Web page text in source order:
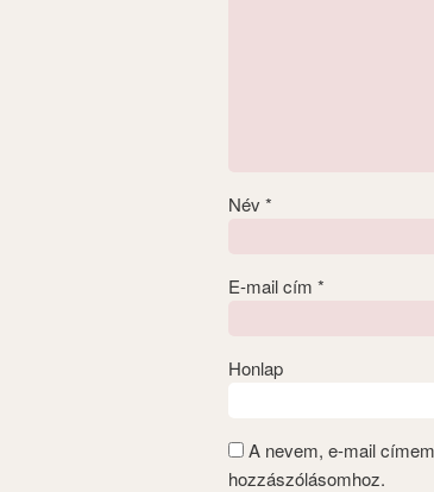
Név *
E-mail cím *
Honlap
A nevem, e-mail
hozzászólásomhoz.